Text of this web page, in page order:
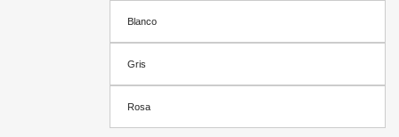
Blanco
Gris
Rosa